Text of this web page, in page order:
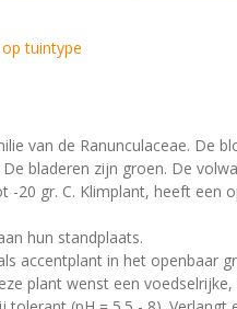
tuintype
van de Ranunculaceae. De
bladeren zijn groen. De
-20 gr. C. Klimplant, heeft een
hun standplaats.
accentplant in het openbaar
plant wenst een